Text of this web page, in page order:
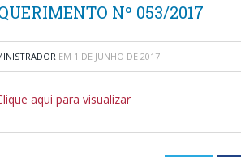
Nº 053/2017
EM 1 DE JUNHO DE 2017
aqui para visualizar